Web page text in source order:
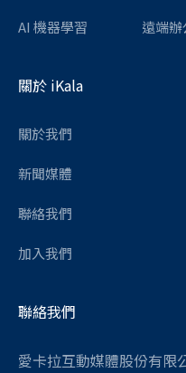
AI 機器學習 遠端辦
關於 iKala
關於我們
新聞媒體
聯絡我們
加入我們
聯絡我們
愛卡拉互動媒體股份有限